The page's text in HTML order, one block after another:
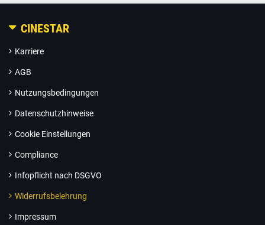
CINESTAR
Karriere
AGB
Nutzungsbedingungen
Datenschutzhinweise
Cookie Einstellungen
Compliance
Infopflicht nach DSGVO
Widerrufsbelehrung
Impressum